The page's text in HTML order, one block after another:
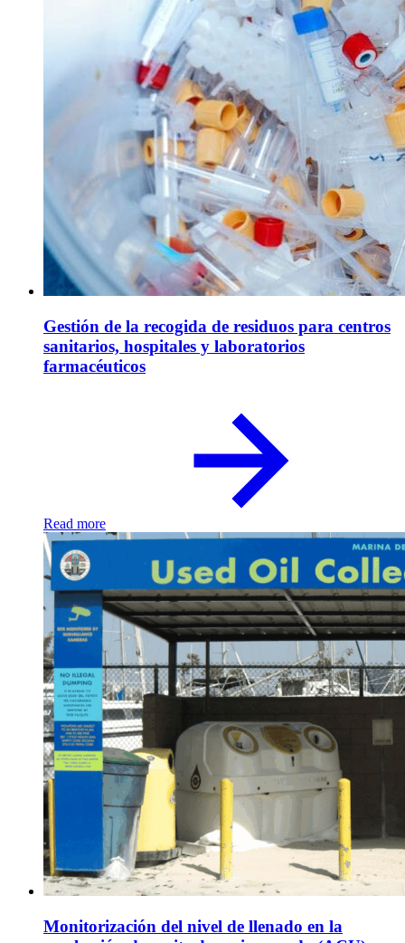
Gestión de la recogida de residuos para centros
sanitarios, hospitales y laboratorios
farmacéuticos
Read more
Monitorización del nivel de llenado en la